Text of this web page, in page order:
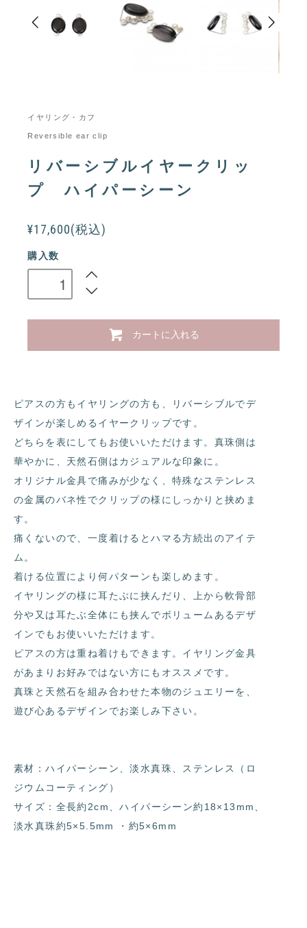
イヤリング・カフ
Reversible ear clip
リバーシブルイヤークリッ
プ ハイパーシーン
¥17,600(税込)
購入数
カートに入れる
ピアスの方もイヤリングの方も、リバーシブルでデ
ザインが楽しめるイヤークリップです。
どちらを表にしてもお使いいただけます。真珠側は
華やかに、天然石側はカジュアルな印象に。
オリジナル金具で痛みが少なく、特殊なステンレス
の金属のバネ性でクリップの様にしっかりと挟めま
す。
痛くないので、一度着けるとハマる方続出のアイテ
ム。
着ける位置により何パターンも楽しめます。
イヤリングの様に耳たぶに挟んだり、上から軟骨部
分や又は耳たぶ全体にも挟んでボリュームあるデザ
インでもお使いいただけます。
ピアスの方は重ね着けもできます。イヤリング金具
があまりお好みではない方にもオススメです。
真珠と天然石を組み合わせた本物のジュエリーを、
遊び心あるデザインでお楽しみ下さい。
素材：ハイパーシーン、淡水真珠、ステンレス（ロ
ジウムコーティング）
サイズ：全長約2cm、ハイパーシーン約18×13mm、
淡水真珠約5×5.5mm ・約5×6mm